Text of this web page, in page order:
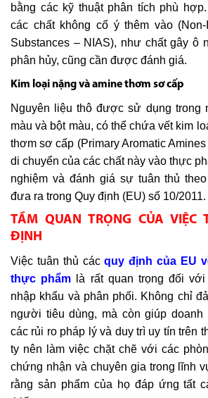
bằng các kỹ thuật phân tích phù
các chất không cố ý thêm vào (Non-
Substances – NIAS), như chất gây ô
phân hủy, cũng cần được đánh giá.
Kim loại nặng và amine thơm sơ cấp
Nguyên liệu thô được sử dụng trong
màu và bột màu, có thể chứa vết kim
thơm sơ cấp (Primary Aromatic
di chuyển của các chất này vào thực
nghiệm và đánh giá sự tuân thủ
đưa ra trong Quy định (EU) số 10/2011.
TẦM QUAN TRỌNG CỦA VIỆC
ĐỊNH
Việc tuân thủ cácquy định của EU
thực phẩm là rất quan trọng đối
nhập khẩu và phân phối. Không chỉ
người tiêu dùng, mà còn giúp
các rủi ro pháp lý và duy trì uy tín trên
ty nên làm việc chặt chẽ với các
chứng nhận và chuyên gia trong lĩnh
rằng sản phẩm của họ đáp ứng tất